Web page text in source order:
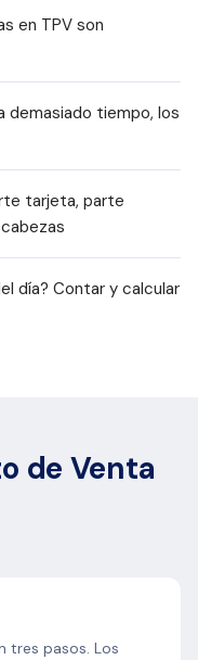
en TPV son
demasiado tiempo, los
tarjeta, parte
día? Contar y calcular
de Venta
tres pasos. Los